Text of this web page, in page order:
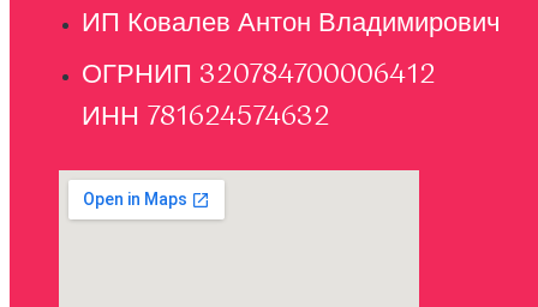
ИП Ковалев Антон Владимирович
ОГРНИП 320784700006412
ИНН 781624574632